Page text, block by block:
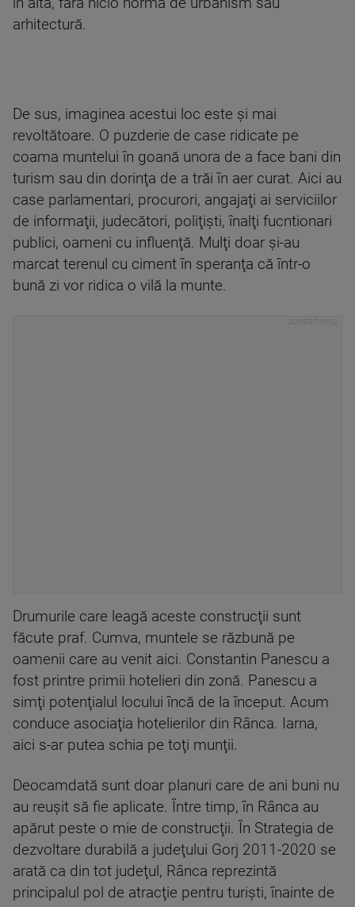
arhitectură.
De sus, imaginea acestui loc este şi mai
revoltătoare. O puzderie de case ridicate pe
coama muntelui în goană unora de a face bani din
turism sau din dorinţa de a trăi în aer curat. Aici au
case parlamentari, procurori, angajaţi ai serviciilor
de informaţii, judecători, poliţişti, înalţi fucntionari
publici, oameni cu influenţă. Mulţi doar şi-au
marcat terenul cu ciment în speranţa că într-o
bună zi vor ridica o vilă la munte.
Drumurile care leagă aceste construcţii sunt
făcute praf. Cumva, muntele se răzbună pe
oamenii care au venit aici. Constantin Panescu a
fost printre primii hotelieri din zonă. Panescu a
simţi potenţialul locului încă de la început. Acum
conduce asociaţia hotelierilor din Rânca. Iarna,
aici s-ar putea schia pe toţi munţii.
Deocamdată sunt doar planuri care de ani buni nu
au reuşit să fie aplicate. Între timp, în Rânca au
apărut peste o mie de construcţii. În Strategia de
dezvoltare durabilă a judeţului Gorj 2011-2020 se
arată ca din tot judeţul, Rânca reprezintă
principalul pol de atracţie pentru turişti, înainte de